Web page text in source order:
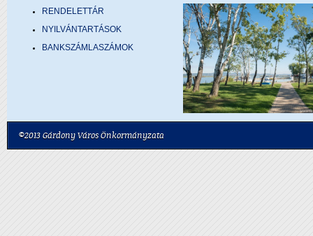
RENDELETTÁR
NYILVÁNTARTÁSOK
BANKSZÁMLASZÁMOK
©2013 Gárdony Város Önkormányzata